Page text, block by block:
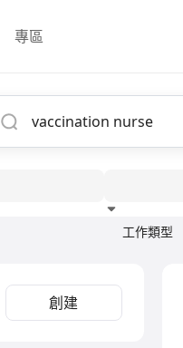
專區
工作類型
創建